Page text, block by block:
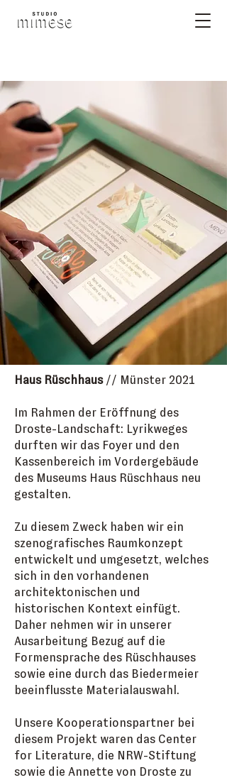
Haus Rüschhaus// Münster 2021
Im Rahmen der Eröffnung des
Droste-Landschaft: Lyrikweges
durften wir das Foyer und den
Kassenbereich im Vordergebäude
des Museums Haus Rüschhaus neu
gestalten.
Zu diesem Zweck haben wir ein
szenografisches Raumkonzept
entwickelt und umgesetzt, welches
sich in den vorhandenen
architektonischen und
historischen Kontext einfügt.
Daher nehmen wir in unserer
Ausarbeitung Bezug auf die
Formensprache des Rüschhauses
sowie eine durch das Biedermeier
beeinflusste Materialauswahl.
Unsere Kooperationspartner bei
diesem Projekt waren das Center
for Literature, die NRW-Stiftung
sowie die Annette von Droste zu